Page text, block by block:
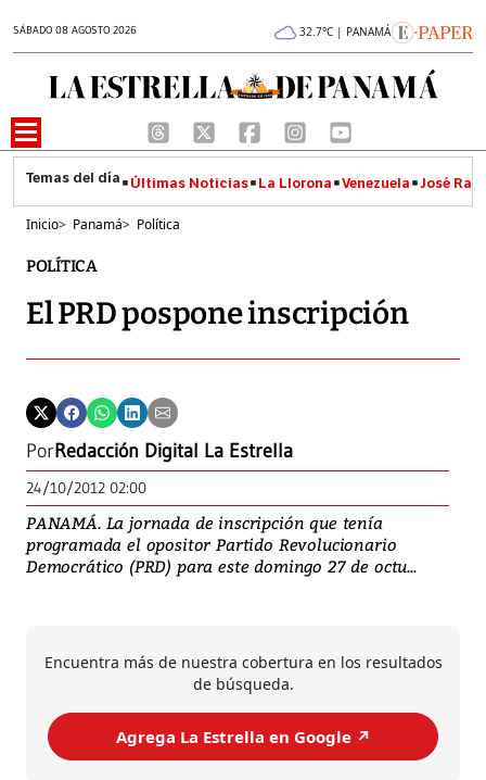
SÁBADO 08 AGOSTO 2026 32.7°C | PANAMÁ
Últimas Noticias La Llorona Venezuela José
Inicio> Panamá> Política
POLÍTICA
El PRD pospone inscripción
PorRedacción Digital La Estrella
24/10/2012 02:00
PANAMÁ. La jornada de inscripción que tenía
programada el opositor Partido Revolucionario
Democrático (PRD) para este domingo 27 de octu...
Encuentra más de nuestra cobertura en los resultados
de búsqueda.
Agrega La Estrella en Google ↗️